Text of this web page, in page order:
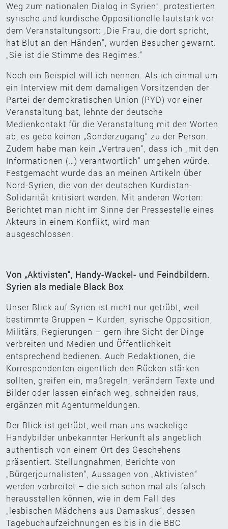
Weg zum nationalen Dialog in Syrien“, protestierten
syrische und kurdische Oppositionelle lautstark vor
dem Veranstaltungsort: „Die Frau, die dort spricht,
hat Blut an den Händen“, wurden Besucher gewarnt.
„Sie ist die Stimme des Regimes.“
Noch ein Beispiel will ich nennen. Als ich einmal um
ein Interview mit dem damaligen Vorsitzenden der
Partei der demokratischen Union (PYD) vor einer
Veranstaltung bat, lehnte der deutsche
Medienkontakt für die Veranstaltung mit den Worten
ab, es gebe keinen „Sonderzugang“ zu der Person.
Zudem habe man kein „Vertrauen“, dass ich „mit den
Informationen (…) verantwortlich“ umgehen würde.
Festgemacht wurde das an meinen Artikeln über
Nord-Syrien, die von der deutschen Kurdistan-
Solidarität kritisiert werden. Mit anderen Worten:
Berichtet man nicht im Sinne der Pressestelle eines
Akteurs in einem Konflikt, wird man
ausgeschlossen.
Von „Aktivisten“, Handy-Wackel- und Feindbildern.
Syrien als mediale Black Box
Unser Blick auf Syrien ist nicht nur getrübt, weil
bestimmte Gruppen – Kurden, syrische Opposition,
Militärs, Regierungen – gern ihre Sicht der Dinge
verbreiten und Medien und Öffentlichkeit
entsprechend bedienen. Auch Redaktionen, die
Korrespondenten eigentlich den Rücken stärken
sollten, greifen ein, maßregeln, verändern Texte und
Bilder oder lassen einfach weg, schneiden raus,
ergänzen mit Agenturmeldungen.
Der Blick ist getrübt, weil man uns wackelige
Handybilder unbekannter Herkunft als angeblich
authentisch von einem Ort des Geschehens
präsentiert. Stellungnahmen, Berichte von
„Bürgerjournalisten“, Aussagen von „Aktivisten“
werden verbreitet – die sich schon mal als falsch
herausstellen können, wie in dem Fall des
„lesbischen Mädchens aus Damaskus“, dessen
Tagebuchaufzeichnungen es bis in die BBC